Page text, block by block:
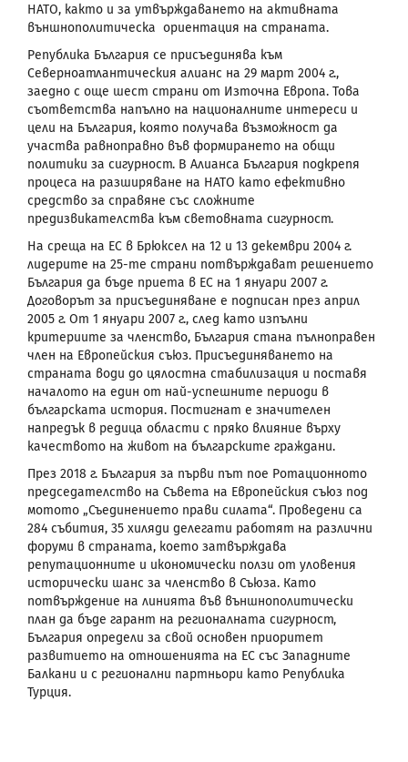
НАТО, както и за утвърждаването на активната
външнополитическа ориентация на страната.
Република България се присъединява към
Северноатлантическия алианс на 29 март 2004 г.,
заедно с още шест страни от Източна Европа. Това
съответства напълно на националните интереси и
цели на България, която получава възможност да
участва равноправно във формирането на общи
политики за сигурност. В Алианса България подкрепя
процеса на разширяване на НАТО като ефективно
средство за справяне със сложните
предизвикателства към световната сигурност.
На среща на ЕС в Брюксел на 12 и 13 декември 2004 г.
лидерите на 25-те страни потвърждават решението
България да бъде приета в ЕС на 1 януари 2007 г.
Договорът за присъединяване е подписан през април
2005 г. От 1 януари 2007 г., след като изпълни
критериите за членство, България стана пълноправен
член на Европейския съюз. Присъединяването на
страната води до цялостна стабилизация и поставя
началото на един от най-успешните периоди в
българската история. Постигнат е значителен
напредък в редица области с пряко влияние върху
качеството на живот на българските граждани.
През 2018 г. България за първи път пое Ротационното
председателство на Съвета на Европейския съюз под
мотото „Съединението прави силата“. Проведени са
284 събития, 35 хиляди делегати работят на различни
форуми в страната, което затвърждава
репутационните и икономически ползи от уловения
исторически шанс за членство в Съюза. Като
потвърждение на линията във външнополитически
план да бъде гарант на регионалната сигурност,
България определи за свой основен приоритет
развитието на отношенията на ЕС със Западните
Балкани и с регионални партньори като Република
Турция.